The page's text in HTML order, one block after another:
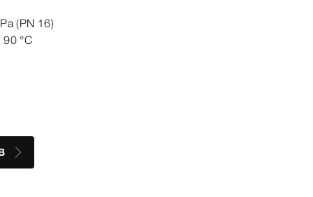
(PN 16)
90 °C